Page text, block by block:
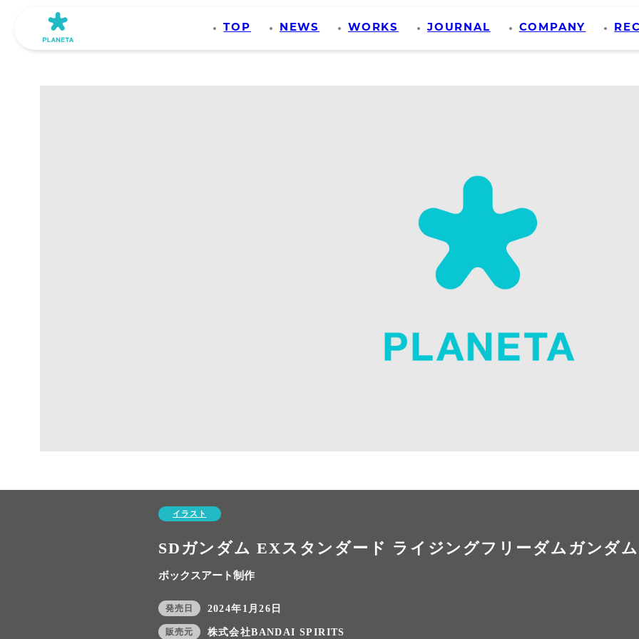
TOP NEWS WORKS JOURNAL COMPANY
イラスト
SDガンダム EXスタンダード ライジングフリーダムガンダム
ボックスアート制作
発売日 2024年1月26日
販売元 株式会社BANDAI SPIRITS